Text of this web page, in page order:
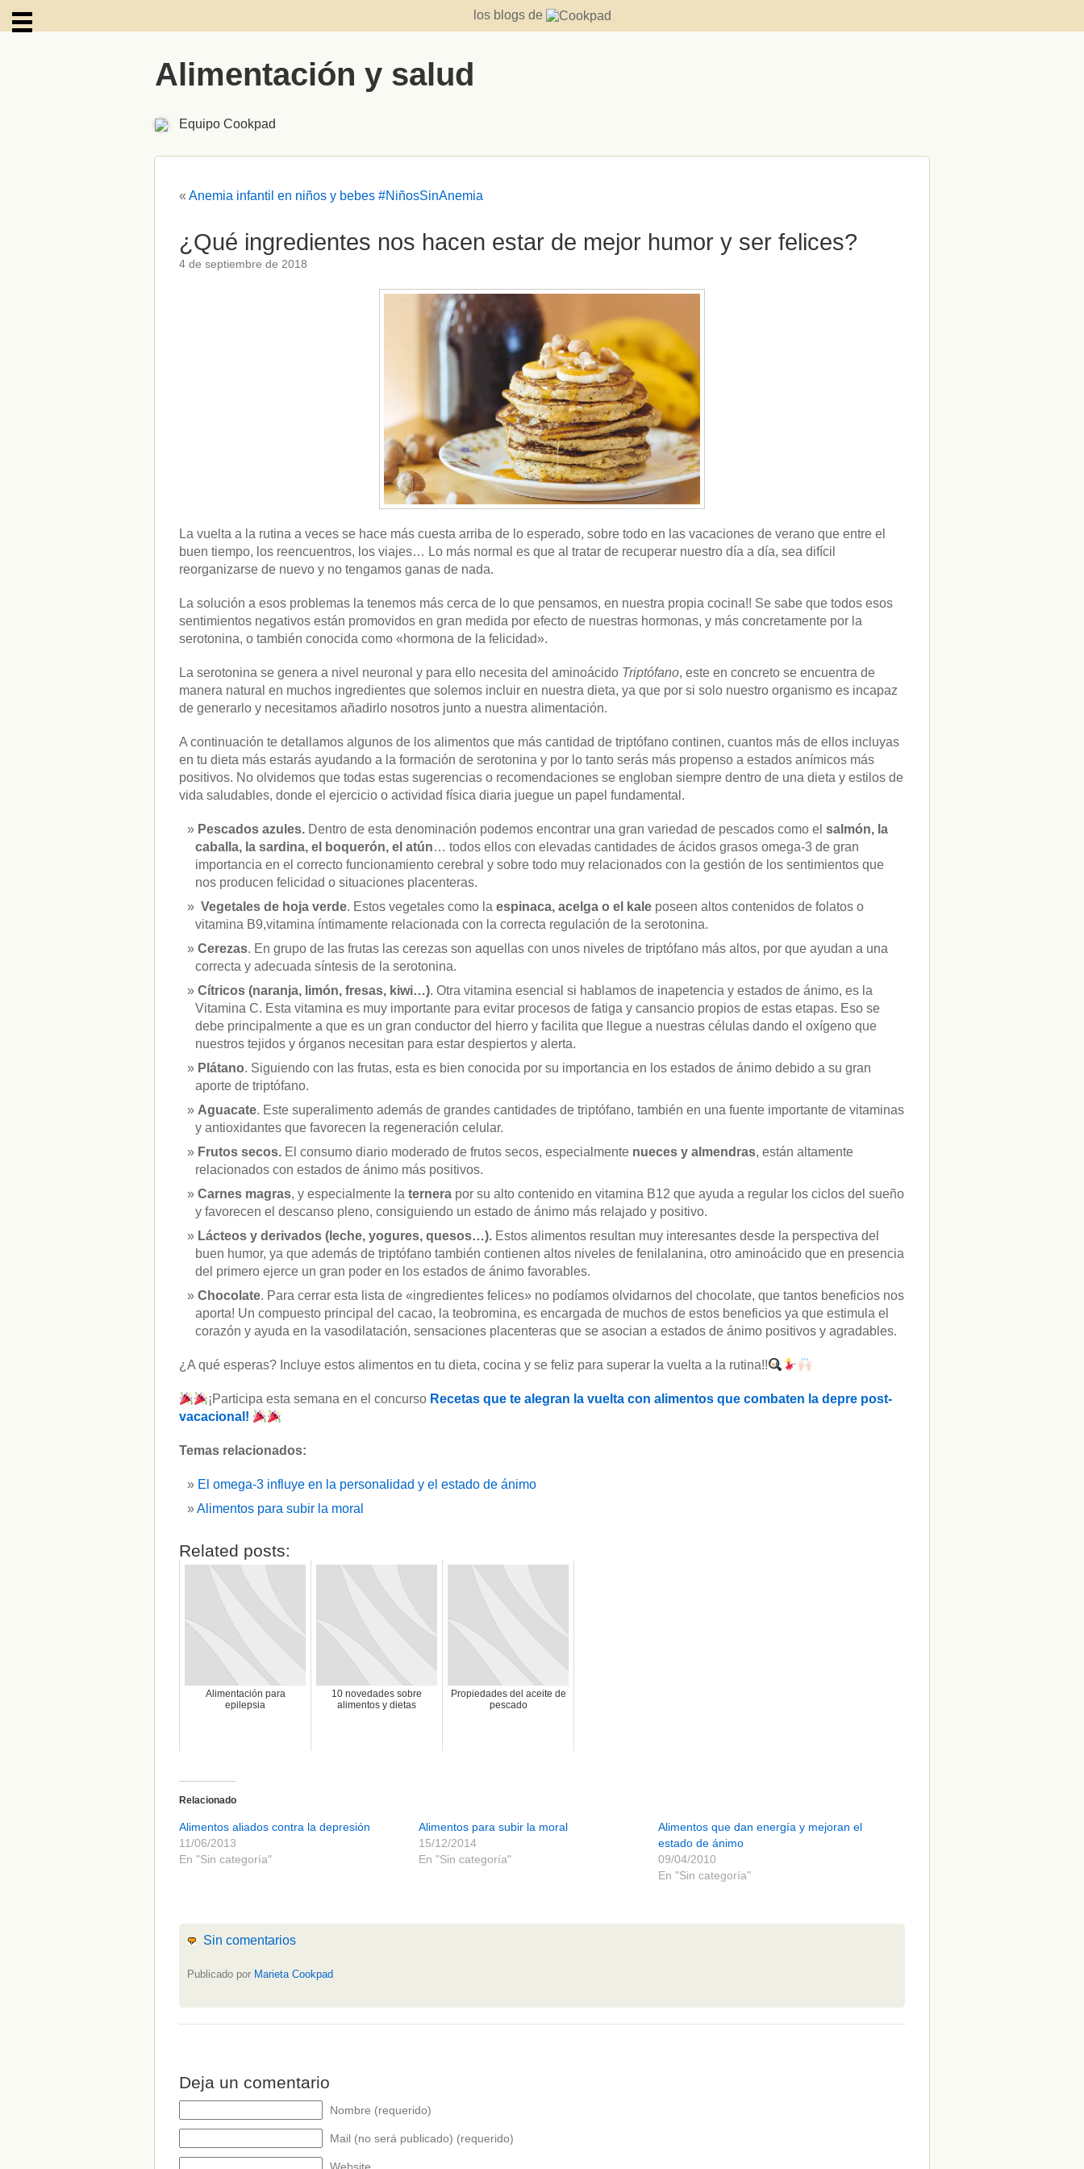
los blogs de
Alimentación y salud
Equipo Cookpad
« Anemia infantil en niños y bebes #NiñosSinAnemia
¿Qué ingredientes nos hacen estar de mejor humor y ser felices?
4 de septiembre de 2018
La vuelta a la rutina a veces se hace más cuesta arriba de lo esperado, sobre todo en las vacaciones de verano que entre el
buen tiempo, los reencuentros, los viajes… Lo más normal es que al tratar de recuperar nuestro día a día, sea difícil
reorganizarse de nuevo y no tengamos ganas de nada.
La solución a esos problemas la tenemos más cerca de lo que pensamos, en nuestra propia cocina!! Se sabe que todos esos
sentimientos negativos están promovidos en gran medida por efecto de nuestras hormonas, y más concretamente por la
serotonina, o también conocida como «hormona de la felicidad».
La serotonina se genera a nivel neuronal y para ello necesita del aminoácido Triptófano, este en concreto se encuentra de
manera natural en muchos ingredientes que solemos incluir en nuestra dieta, ya que por si solo nuestro organismo es incapaz
de generarlo y necesitamos añadirlo nosotros junto a nuestra alimentación.
A continuación te detallamos algunos de los alimentos que más cantidad de triptófano continen, cuantos más de ellos incluyas
en tu dieta más estarás ayudando a la formación de serotonina y por lo tanto serás más propenso a estados anímicos más
positivos. No olvidemos que todas estas sugerencias o recomendaciones se engloban siempre dentro de una dieta y estilos de
vida saludables, donde el ejercicio o actividad física diaria juegue un papel fundamental.
Pescados azules. Dentro de esta denominación podemos encontrar una gran variedad de pescados como el salmón, la
caballa, la sardina, el boquerón, el atún… todos ellos con elevadas cantidades de ácidos grasos omega-3 de gran
importancia en el correcto funcionamiento cerebral y sobre todo muy relacionados con la gestión de los sentimientos que
nos producen felicidad o situaciones placenteras.
Vegetales de hoja verde. Estos vegetales como la espinaca, acelga o el kale poseen altos contenidos de folatos o
vitamina B9,vitamina íntimamente relacionada con la correcta regulación de la serotonina.
Cerezas. En grupo de las frutas las cerezas son aquellas con unos niveles de triptófano más altos, por que ayudan a una
correcta y adecuada síntesis de la serotonina.
Cítricos (naranja, limón, fresas, kiwi…). Otra vitamina esencial si hablamos de inapetencia y estados de ánimo, es la
Vitamina C. Esta vitamina es muy importante para evitar procesos de fatiga y cansancio propios de estas etapas. Eso se
debe principalmente a que es un gran conductor del hierro y facilita que llegue a nuestras células dando el oxígeno que
nuestros tejidos y órganos necesitan para estar despiertos y alerta.
Plátano. Siguiendo con las frutas, esta es bien conocida por su importancia en los estados de ánimo debido a su gran
aporte de triptófano.
Aguacate. Este superalimento además de grandes cantidades de triptófano, también en una fuente importante de vitaminas
y antioxidantes que favorecen la regeneración celular.
Frutos secos. El consumo diario moderado de frutos secos, especialmente nueces y almendras, están altamente
relacionados con estados de ánimo más positivos.
Carnes magras, y especialmente la ternera por su alto contenido en vitamina B12 que ayuda a regular los ciclos del sueño
y favorecen el descanso pleno, consiguiendo un estado de ánimo más relajado y positivo.
Lácteos y derivados (leche, yogures, quesos…). Estos alimentos resultan muy interesantes desde la perspectiva del
buen humor, ya que además de triptófano también contienen altos niveles de fenilalanina, otro aminoácido que en presencia
del primero ejerce un gran poder en los estados de ánimo favorables.
Chocolate. Para cerrar esta lista de «ingredientes felices» no podíamos olvidarnos del chocolate, que tantos beneficios nos
aporta! Un compuesto principal del cacao, la teobromina, es encargada de muchos de estos beneficios ya que estimula el
corazón y ayuda en la vasodilatación, sensaciones placenteras que se asocian a estados de ánimo positivos y agradables.
¿A qué esperas? Incluye estos alimentos en tu dieta, cocina y se feliz para superar la vuelta a la rutina!!
¡Participa esta semana en el concurso Recetas que te alegran la vuelta con alimentos que combaten la depre post-
vacacional!
Temas relacionados:
El omega-3 influye en la personalidad y el estado de ánimo
Alimentos para subir la moral
Related posts:
Alimentación para
epilepsia
10 novedades sobre
alimentos y dietas
Propiedades del aceite de
pescado
Relacionado
Alimentos aliados contra la depresión
11/06/2013
En "Sin categoría"
Alimentos para subir la moral
15/12/2014
En "Sin categoría"
Alimentos que dan energía y mejoran el
estado de ánimo
09/04/2010
En "Sin categoría"
Sin comentarios
Publicado por Marieta Cookpad
Deja un comentario
Nombre (requerido)
Mail (no será publicado) (requerido)